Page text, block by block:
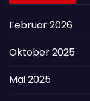
Februar 2026
Oktober 2025
Mai 2025